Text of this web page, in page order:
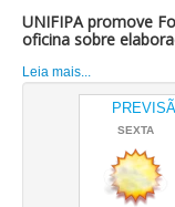
UNIFIPA promove
oficina sobre
Leia mais...